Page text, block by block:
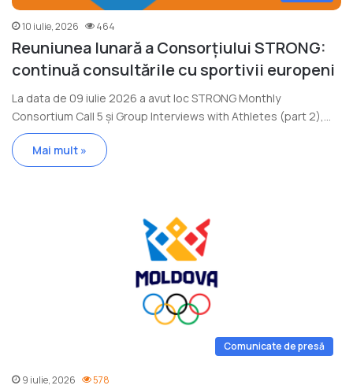
10 iulie, 2026 464
Reuniunea lunară a Consorțiului STRONG:
continuă consultările cu sportivii europeni
La data de 09 iulie 2026 a avut loc STRONG Monthly
Consortium Call 5 și Group Interviews with Athletes (part 2),…
Mai mult »
Comunicate de presă
9 iulie, 2026 578